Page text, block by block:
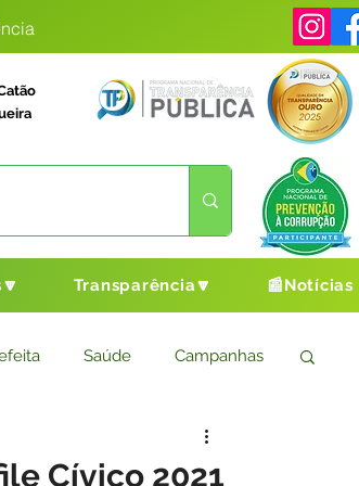
Transparência🔽 📰Notícias
Saúde Campanhas
Cultura e Esporte
Cívico 2021